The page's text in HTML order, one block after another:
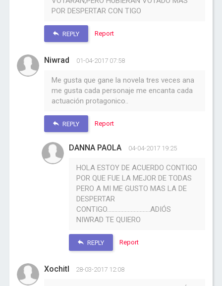
POR DESPERTAR CON TIGO
REPLY Report
Niwrad 01-04-2017 07:58
Me gusta que gane la novela tres veces ana
me gusta cada personaje me encanta cada
actuación protagonico..
REPLY Report
DANNA PAOLA 04-04-2017 19:25
HOLA ESTOY DE ACUERDO CONTIGO
POR QUE FUE LA MEJOR DE TODAS
PERO A MI ME GUSTO MAS LA DE
DESPERTAR
CONTIGO.............................ADIÓS
NIWRAD TE QUIERO
REPLY Report
Xochitl 28-03-2017 12:08